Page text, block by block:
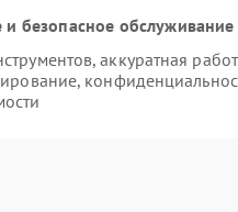
безопасное
аккуратная